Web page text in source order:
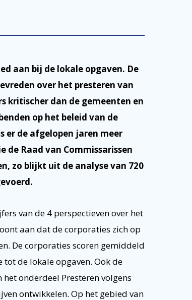
aan bij de lokale opgaven. De
over het presteren van
kritischer dan de gemeenten en
op het beleid van de
er de afgelopen jaren meer
Raad van Commissarissen
zo blijkt uit de analyse van 720
van de 4 perspectieven over het
aan dat de corporaties zich op
De corporaties scoren gemiddeld
de lokale opgaven. Ook de
onderdeel Presteren volgens
ontwikkelen. Op het gebied van